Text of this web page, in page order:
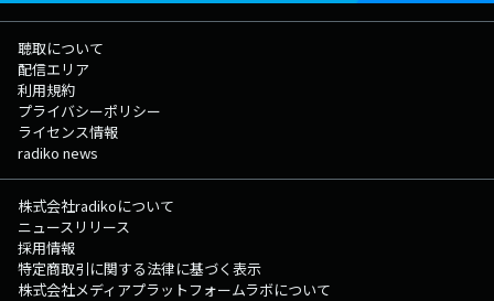
聴取について
配信エリア
利用規約
プライバシーポリシー
ライセンス情報
radiko news
株式会社radikoについて
ニュースリリース
採用情報
特定商取引に関する法律に基づく表示
株式会社メディアプラットフォームラボについて